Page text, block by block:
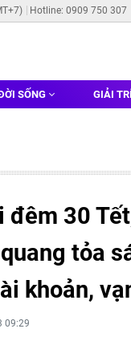
Hotline: 0909 750 307
SỐNG GIẢI TRÍ
30
tỏa
khoản,
09:29